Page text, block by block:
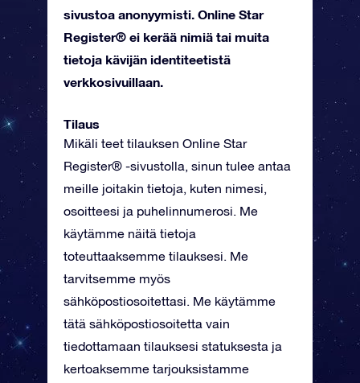
sivustoa anonyymisti. Online Star
Register® ei kerää nimiä tai muita
tietoja kävijän identiteetistä
verkkosivuillaan.
Tilaus
Mikäli teet tilauksen Online Star
Register® -sivustolla, sinun tulee antaa
meille joitakin tietoja, kuten nimesi,
osoitteesi ja puhelinnumerosi. Me
käytämme näitä tietoja
toteuttaaksemme tilauksesi. Me
tarvitsemme myös
sähköpostiosoitettasi. Me käytämme
tätä sähköpostiosoitetta vain
tiedottamaan tilauksesi statuksesta ja
kertoaksemme tarjouksistamme